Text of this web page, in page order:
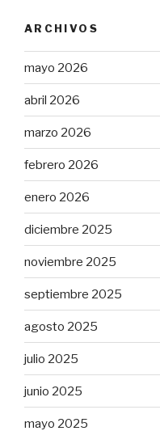
ARCHIVOS
mayo 2026
abril 2026
marzo 2026
febrero 2026
enero 2026
diciembre 2025
noviembre 2025
septiembre 2025
agosto 2025
julio 2025
junio 2025
mayo 2025